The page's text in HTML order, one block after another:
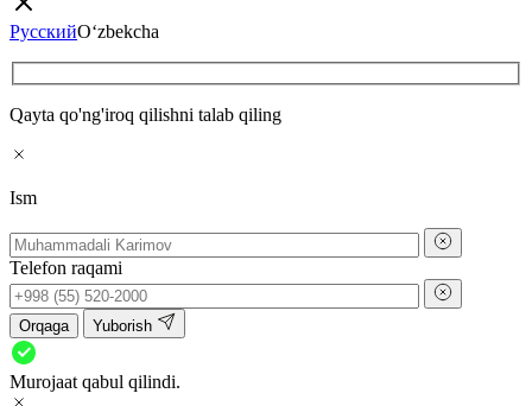
РусскийO‘zbekcha
Qayta qo'ng'iroq qilishni talab qiling
Ism
Telefon raqami
Orqaga Yuborish
Murojaat qabul qilindi.